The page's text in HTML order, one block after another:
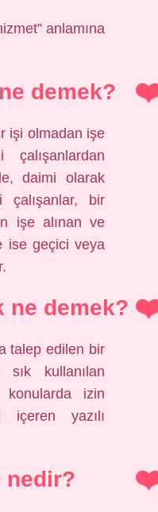
anlamına
demek?
işi olmadan işe
daimi olarak
çalışanlar, bir
işe alınan ve
ise geçici veya
ne demek?
talep edilen bir
kullanılan
konularda izin
yazılı
nedir?